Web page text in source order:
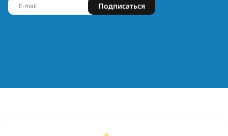
Подписаться